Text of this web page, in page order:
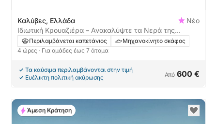
Καλύβες, Ελλάδα
Νέο
Ιδιωτική Κρουαζιέρα – Ανακαλύψτε τα Νερά της
Κρήτης
Περιλαμβάνεται καπετάνιος
Μηχανοκίνητο σκάφος
4 ώρες · Για ομάδες έως 7 άτομα
Τα καύσιμα περιλαμβάνονται στην τιμή
Ευέλικτη πολιτική ακύρωσης
Από 600 €
Άμεση Κράτηση